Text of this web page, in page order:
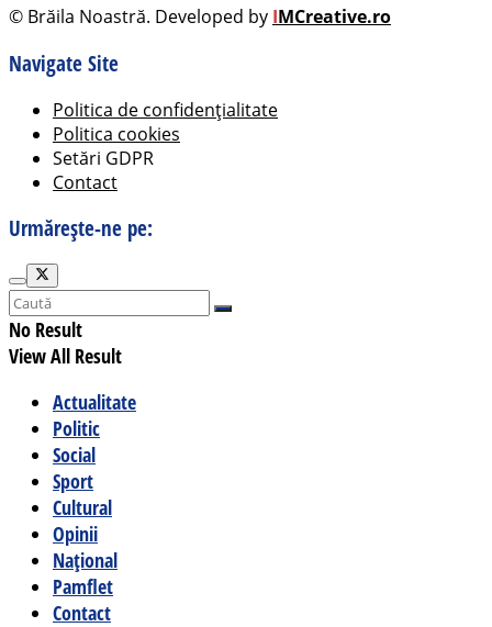
© Brăila Noastră. Developed by IMCreative.ro
Navigate Site
Politica de confidențialitate
Politica cookies
Setări GDPR
Contact
Urmărește-ne pe:
No Result
View All Result
Actualitate
Politic
Social
Sport
Cultural
Opinii
Național
Pamflet
Contact